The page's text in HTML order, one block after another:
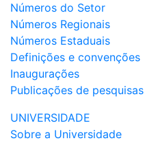
Números do Setor
Números Regionais
Números Estaduais
Definições e convenções
Inaugurações
Publicações de pesquisas
UNIVERSIDADE
Sobre a Universidade